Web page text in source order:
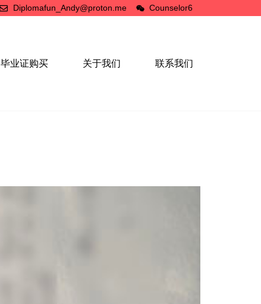
Diplomafun_Andy@proton.me Counselor6
毕业证购买 关于我们 联系我们